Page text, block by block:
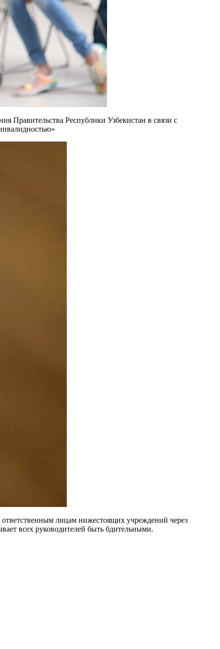
Правительства Республики Узбекистан в связи с
лицам нижестоящих учреждений через
всех руководителей быть бдительными.